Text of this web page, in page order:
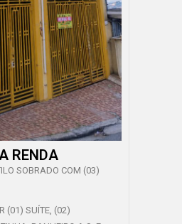
RENDA
SOBRADO COM (03)
(01) SUÍTE, (02)